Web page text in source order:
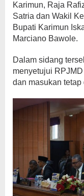
Karimun, Raja
Satria dan Wakil
Bupati Karimun
Marciano Bawole.
Dalam sidang
menyetujui
dan masukan tetap